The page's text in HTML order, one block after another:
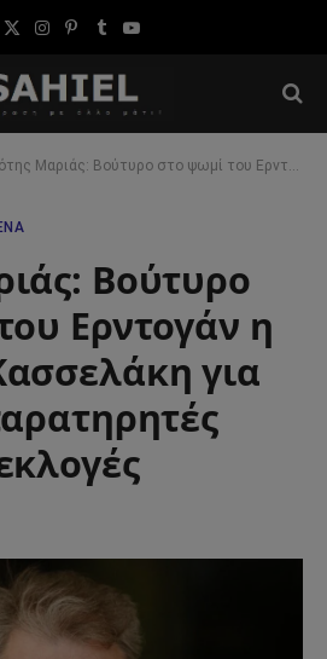
X
Instagram
Pinterest
TumblrYouTube
Μαριάς: Βούτυρο στο ψωμί του Ερντογάν η πρόταση Κασσελάκη για διεθνείς παρατηρητές στις ευρωεκλογές
Βούτυρο
Ερντογάν η
για